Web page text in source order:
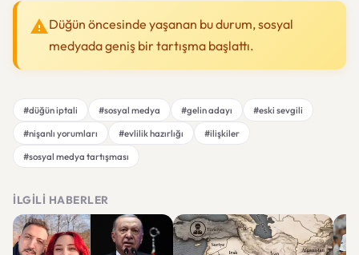
Düğün öncesinde yaşanan bu durum, sosyal
medyada geniş bir tartışma başlattı.
#düğün iptali #sosyal medya #gelin adayı
#eski sevgili
#nişanlı yorumları
#evlilik hazırlığı
#ilişkiler
#sosyal medya tartışması
İLGILI HABERLER